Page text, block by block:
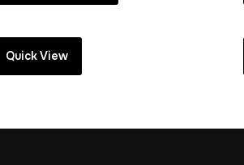
Quick View